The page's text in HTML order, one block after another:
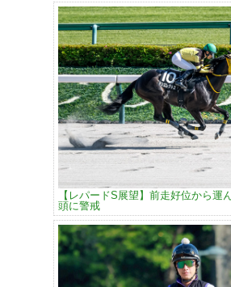
【レパードS展望】前走好位から運
頭に警戒